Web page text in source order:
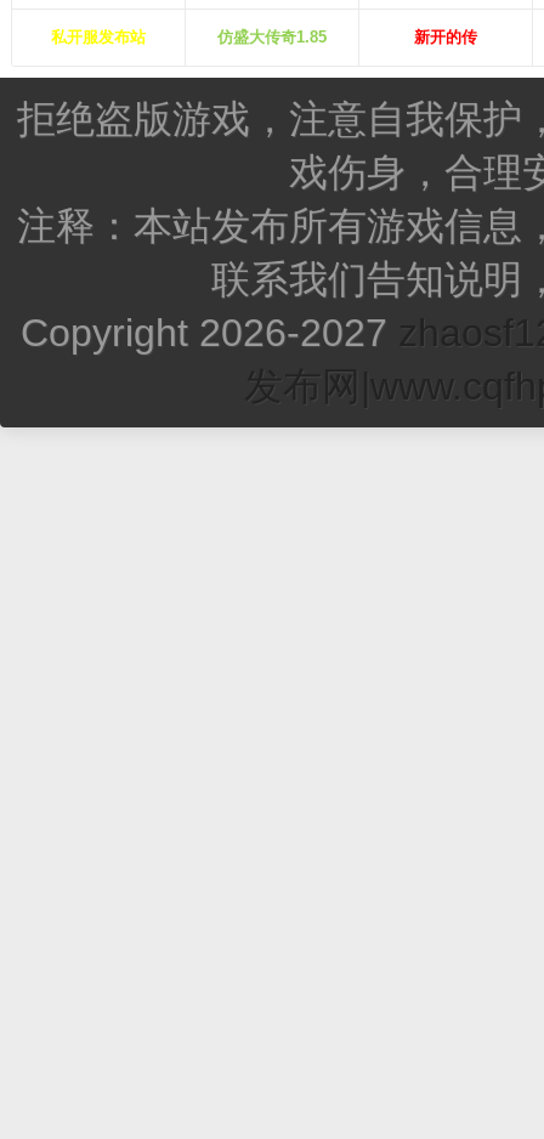
私开服发布站 仿盛大传奇1.85 新开的传
拒绝盗版游戏，注意自我保护
戏伤身，合理
注释：本站发布所有游戏信息
联系我们告知说明
Copyright 2026-2027
发布网